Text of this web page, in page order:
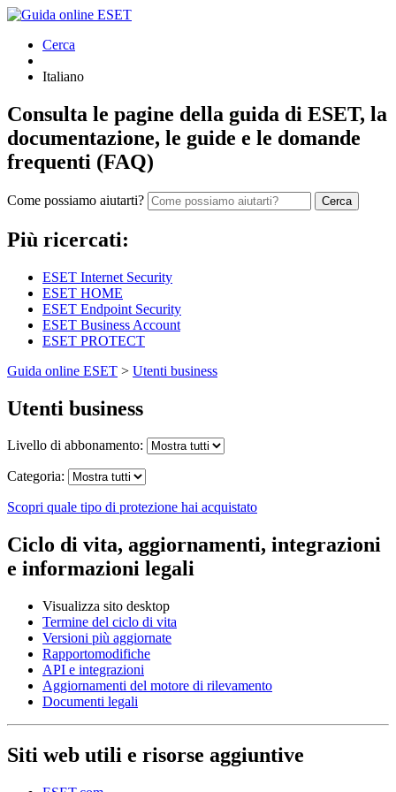
Cerca
Italiano
Consulta le pagine della guida di ESET, la
documentazione, le guide e le domande
frequenti (FAQ)
Come possiamo aiutarti? Cerca
Più ricercati:
ESET Internet Security
ESET HOME
ESET Endpoint Security
ESET Business Account
ESET PROTECT
Guida online ESET > Utenti business
Utenti business
Livello di abbonamento:
Categoria:
Scopri quale tipo di protezione hai acquistato
Ciclo di vita, aggiornamenti, integrazioni
e informazioni legali
Visualizza sito desktop
Termine del ciclo di vita
Versioni più aggiornate
Rapportomodifiche
API e integrazioni
Aggiornamenti del motore di rilevamento
Documenti legali
Siti web utili e risorse aggiuntive